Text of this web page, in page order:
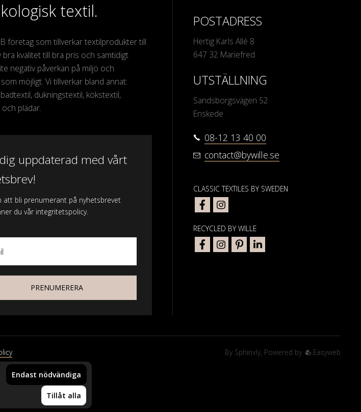
har lagts i
textil.
företag som tillverkar textilprodukter till
bra kvalitet till bra pris och samtidigt
negativ påverkan på miljö och
möjligt. Vi tillverkar bland annat:
dukningstextil, kökstextil,
plädar.
uppdaterad med vårt
att bli prenumerant på nyhetsbrevet
du vår integritetspolicy.
PRENUMERERA
POSTADRESS
Hertig Karls Allé 8
647 32 Mariefred
UTSTÄLLNING
Sandsborgsvägen 52
Enskede
08-12 13 40 00
contact@bywille.se
CLASSIC TEXTILES BY SWEDEN
RECYCLED BY WILLE
By Sphinxly, Powered by Easyweb
Endast nödvändiga
Tillåt alla